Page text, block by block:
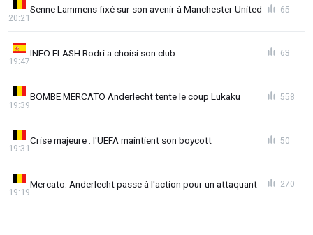
Senne Lammens fixé sur son avenir à Manchester United
20:21
65
INFO FLASH Rodri a choisi son club
19:47
63
BOMBE MERCATO Anderlecht tente le coup Lukaku
19:39
558
Crise majeure : l'UEFA maintient son boycott
19:31
50
Mercato: Anderlecht passe à l'action pour un attaquant
19:19
270